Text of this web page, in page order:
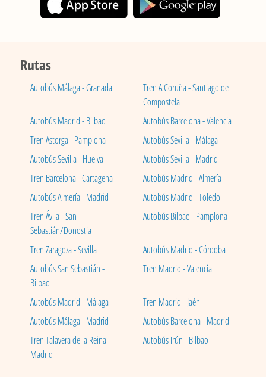
Rutas
Autobús Málaga - Granada
Tren A Coruña - Santiago de
Compostela
Autobús Madrid - Bilbao
Autobús Barcelona - Valencia
Tren Astorga - Pamplona
Autobús Sevilla - Málaga
Autobús Sevilla - Huelva
Autobús Sevilla - Madrid
Tren Barcelona - Cartagena
Autobús Madrid - Almería
Autobús Almería - Madrid
Autobús Madrid - Toledo
Tren Ávila - San
Sebastián/Donostia
Autobús Bilbao - Pamplona
Tren Zaragoza - Sevilla
Autobús Madrid - Córdoba
Autobús San Sebastián -
Bilbao
Tren Madrid - Valencia
Autobús Madrid - Málaga
Tren Madrid - Jaén
Autobús Málaga - Madrid
Autobús Barcelona - Madrid
Tren Talavera de la Reina -
Madrid
Autobús Irún - Bilbao